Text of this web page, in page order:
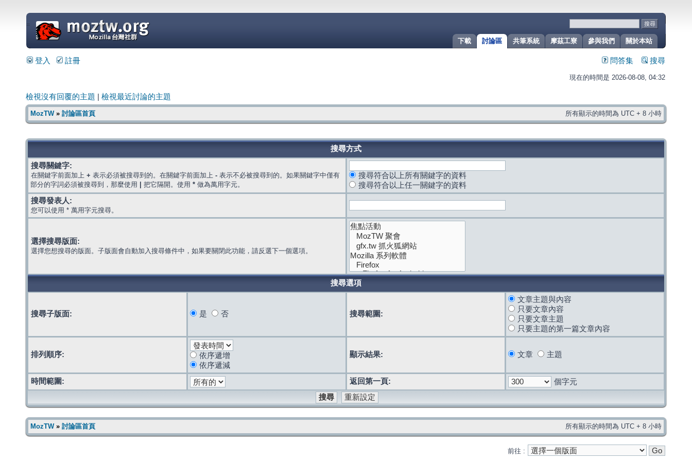
關於本站
參與我們
摩茲工寮
共筆系統
討論區
下載
=
登入 註冊 問答集 搜尋
現在的時間是 2026-08-08, 04:32
檢視沒有回覆的主題 檢視最近討論的主題
MozTW» 討論區首頁 所有顯示的時間為 UTC + 8 小時
搜尋方式
搜尋關鍵字:
在關鍵字前面加上 + 表示必須被搜尋到的。在關鍵字前面加上 - 表示不必被搜尋到的。如果關鍵字中僅有
部分的字詞必須被搜尋到，那麼使用
把它隔開。使用 * 做為萬用字元。
搜尋符合以上所有關鍵字的資料
搜尋符合以上任一關鍵字的資料
搜尋發表人:
您可以使用 * 萬用字元搜尋。
選擇搜尋版面:
選擇您想搜尋的版面。子版面會自動加入搜尋條件中，如果要關閉此功能，請反選下一個選項。
搜尋選項
搜尋子版面: 是 否 搜尋範圍:
文章主題與內容
只要文章內容
只要文章主題
只要主題的第一篇文章內容
排列順序:
依序遞增
依序遞減
顯示結果: 文章 主題
時間範圍: 返回第一頁: 個字元
MozTW» 討論區首頁 所有顯示的時間為 UTC + 8 小時
前往 :